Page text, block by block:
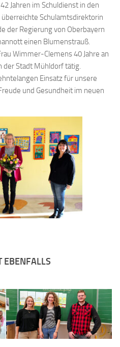
Jahren im Schuldienst in den
Schulamtsdirektorin
der Regierung von Oberbayern
einen Blumenstrauß.
Wimmer-Clemens 40 Jahre an
der Stadt Mühldorf tätig.
Einsatz für unsere
und Gesundheit im neuen
EBENFALLS